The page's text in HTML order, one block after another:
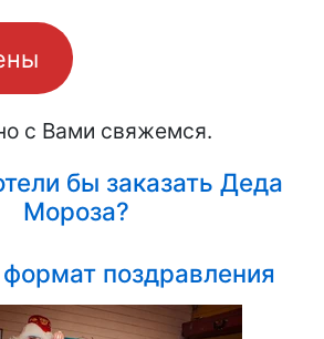
с Вами свяжемся.
бы заказать Деда
Мороза?
поздравления